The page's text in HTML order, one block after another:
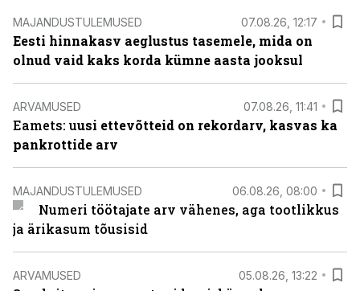
MAJANDUSTULEMUSED 07.08.26, 12:17
Eesti hinnakasv aeglustus tasemele, mida on
olnud vaid kaks korda kümne aasta jooksul
ARVAMUSED 07.08.26, 11:41
Eamets: uusi ettevõtteid on rekordarv, kasvas ka
pankrottide arv
MAJANDUSTULEMUSED 06.08.26, 08:00
Numeri töötajate arv vähenes, aga tootlikkus
ja ärikasum tõusisid
ARVAMUSED 05.08.26, 13:22